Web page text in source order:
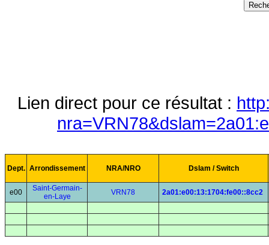
Lien direct pour ce résultat :
Dept. Arrondissement NRA/NRO Dslam / Switch
e00
Saint-Germain-
en-Laye
VRN78 2a01:e00:13:1704:fe00::8cc2